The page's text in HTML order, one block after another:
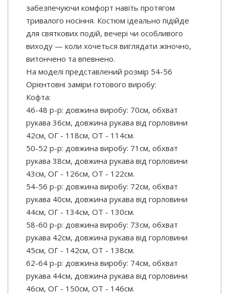
забезпечуючи комфорт навіть протягом
тривалого носіння. Костюм ідеально підійде
для святкових подій, вечері чи особливого
виходу — коли хочеться виглядати жіночно,
витончено та впевнено.
На моделі представлений розмір 54-56
Орієнтовні заміри готового виробу:
Кофта:
46-48 р-р: довжина виробу: 70см, обхват
рукава 36см, довжина рукава від горловини
42см, ОГ - 118см, ОТ - 114см.
50-52 р-р: довжина виробу: 71см, обхват
рукава 38см, довжина рукава від горловини
43см, ОГ - 126см, ОТ - 122см.
54-56 р-р: довжина виробу: 72см, обхват
рукава 40см, довжина рукава від горловини
44см, ОГ - 134см, ОТ - 130см.
58-60 р-р: довжина виробу: 73см, обхват
рукава 42см, довжина рукава від горловини
45см, ОГ - 142см, ОТ - 138см.
62-64 р-р: довжина виробу: 74см, обхват
рукава 44см, довжина рукава від горловини
46см, ОГ - 150см, ОТ - 146см.